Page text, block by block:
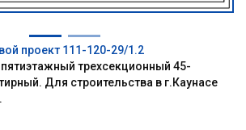
проект 111-120-29/1.2
трехсекционный 45-
Для строительства в г.Каунасе